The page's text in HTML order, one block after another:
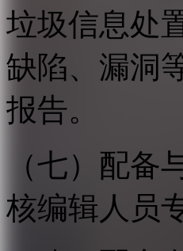
垃圾信息处
缺陷、漏洞
报告。
（七）配
核编辑人员